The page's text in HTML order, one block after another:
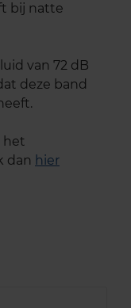
bij natte
van 72 dB
deze band
het
dan hier